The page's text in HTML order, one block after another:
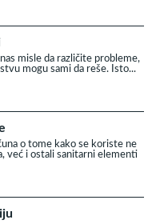
misle da različite probleme,
mogu sami da reše. Isto...
o tome kako se koriste ne
već i ostali sanitarni elementi